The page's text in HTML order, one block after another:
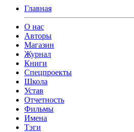
Главная
О нас
Авторы
Магазин
Журнал
Книги
Спецпроекты
Школа
Устав
Отчетность
Фильмы
Имена
Тэги